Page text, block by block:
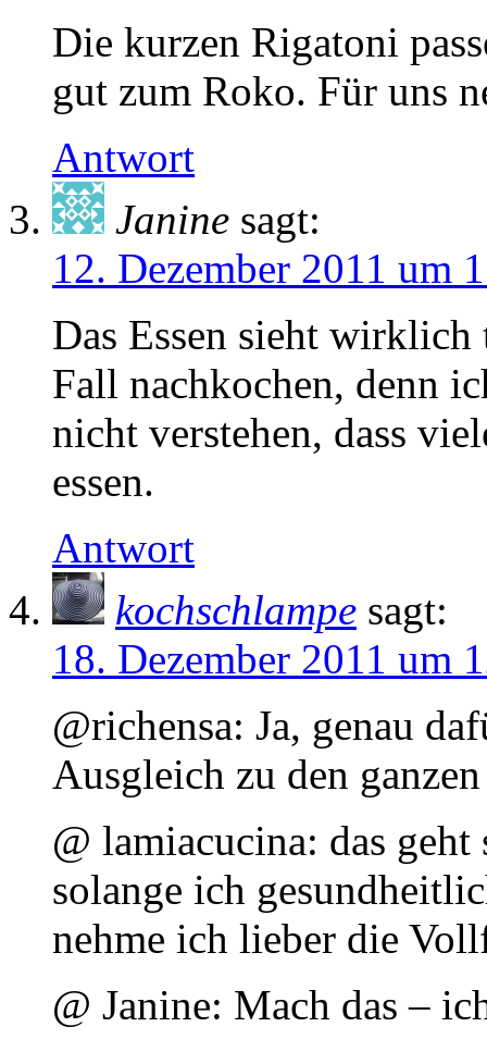
Die kurzen Rigatoni
gut zum Roko. Für uns
Antwort
Janine sagt:
12. Dezember 2011 um
Das Essen sieht
Fall nachkochen, denn
nicht verstehen, dass
essen.
Antwort
kochschlampe sagt:
18. Dezember 2011 um
@richensa: Ja, genau
Ausgleich zu den
@ lamiacucina: das
solange ich
nehme ich lieber die
@ Janine: Mach das –